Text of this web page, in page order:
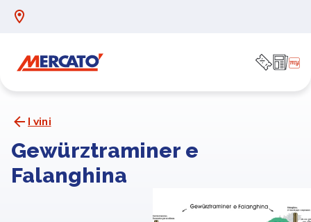
I vini
Gewürztraminer e
Falanghina